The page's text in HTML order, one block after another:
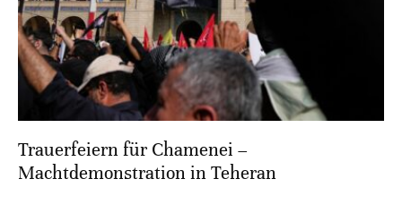
Trauerfeiern für Chamenei –
Machtdemonstration in Teheran